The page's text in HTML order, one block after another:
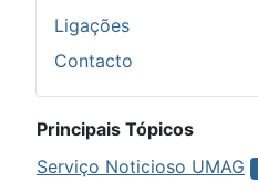
Ligações
Contacto
Principais Tópicos
Serviço Noticioso UMAG